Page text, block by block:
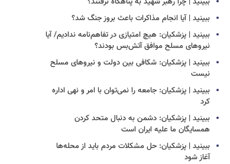
ببینید | آیا انجام مذاکرات باعث بروز جنگ شد؟
ببینید | پزشکیان: هیچ امتیازی در تفاهم‌نامه ندادیم/ آیا
نیروهای مسلح موافق آتش‌بس بودند؟
ببینید | پزشکیان: شکافی بین دولت و نیروهای مسلح
نیست
ببینید | پزشکیان: جامعه را نمی‌توان با امر و نهی اداره
کرد
ببینید | پزشکیان: دشمن به دنبال متحد کردن
همسایگان ما علیه ایران است
ببینید | پزشکیان: حل مشکلات مردم باید از محله‌ها
آغاز شود